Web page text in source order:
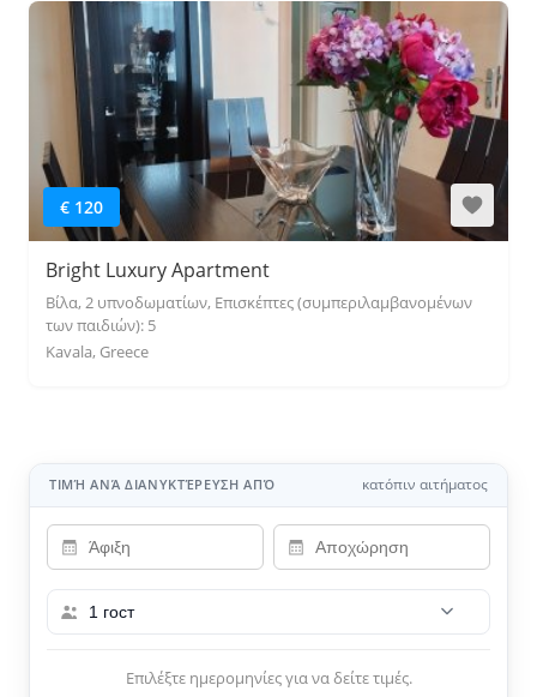
€ 120
Bright Luxury Apartment
Βίλα, 2 υπνοδωματίων, Επισκέπτες (συμπεριλαμβανομένων
των παιδιών): 5
Kavala, Greece
ΤΙΜΉ ΑΝΆ ΔΙΑΝΥΚΤΈΡΕΥΣΗ ΑΠΌ κατόπιν αιτήματος
1 гост
Επιλέξτε ημερομηνίες για να δείτε τιμές.